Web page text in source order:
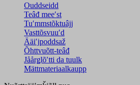
Ouddseidd
Teâđ meeʹst
Tuʹmmstõktuâjj
Vasttõsvuuʹd
Ääiʹjpoddsaž
Õhttvuõtt-teâđ
Jåårǥlõʹtti da tuulk
Mättmateriaalkaupp